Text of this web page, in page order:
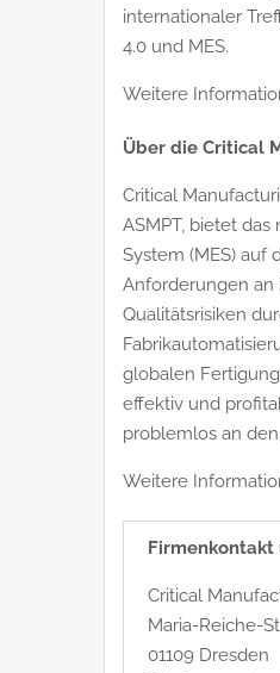
internationaler
4.0 und MES.
Weitere
Über die Critical
Critical
ASMPT, bietet
System (MES) auf
Anforderungen an
Qualitätsrisiken
globalen
effektiv und
problemlos an
Weitere
Critical
Maria-Reiche-
01109 Dresden